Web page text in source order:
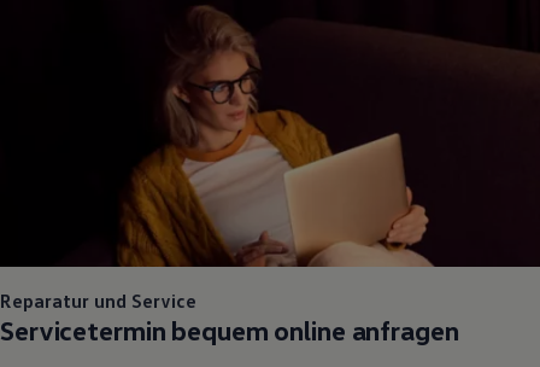
75 Jahre Bulli Jubiläum
Bulli Magazin
Fahrzeugabholung ab Werk
Reparatur und Service
Servicetermin bequem online anfragen